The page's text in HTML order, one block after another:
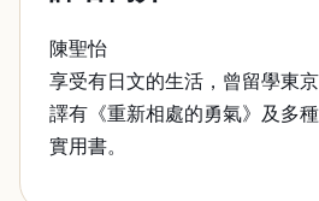
陳聖怡
享受有日文的生活，曾留學東京
譯有《重新相處的勇氣》及多
實用書。